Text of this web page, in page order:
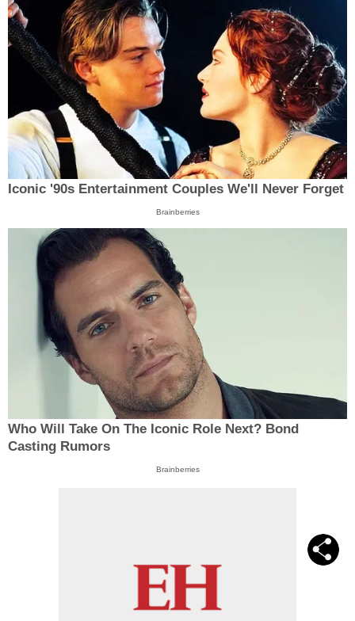
Iconic '90s Entertainment Couples We'll Never Forget
Brainberries
Who Will Take On The Iconic Role Next? Bond
Casting Rumors
Brainberries